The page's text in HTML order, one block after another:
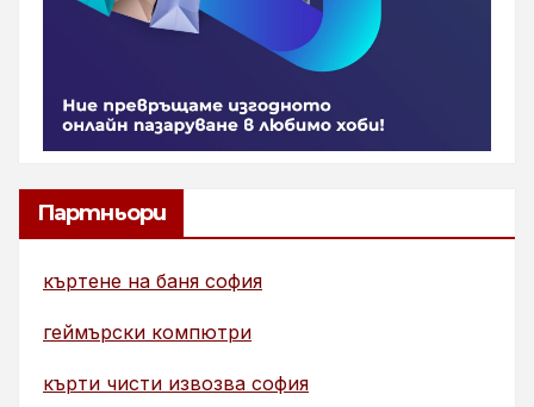
Партньори
къртене на баня софия
геймърски компютри
кърти чисти извозва софия